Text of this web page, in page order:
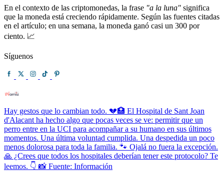
En el contexto de las criptomonedas, la frase "a la luna" significa
que la moneda está creciendo rápidamente. Según las fuentes citadas
en el artículo; en una semana, la moneda ganó casi un 300 por
ciento. 📈
Síguenos
Hay gestos que lo cambian todo. 💔🏥 El Hospital de Sant Joan
d'Alacant ha hecho algo que pocas veces se ve: permitir que un
perro entre en la UCI para acompañar a su humano en sus últimos
momentos. Una última voluntad cumplida. Una despedida un poco
menos dolorosa para toda la familia. 🐾 Ojalá no fuera la excepción.
🙏 ¿Crees que todos los hospitales deberían tener este protocolo? Te
leemos. 👇 📸 Fuente: Información